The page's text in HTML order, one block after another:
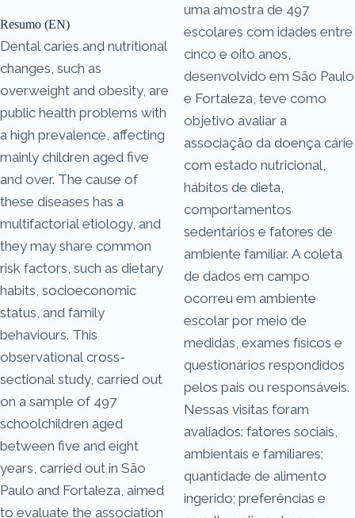
Resumo (EN)
Dental caries and nutritional
changes, such as
overweight and obesity, are
public health problems with
a high prevalence, affecting
mainly children aged five
and over. The cause of
these diseases has a
multifactorial etiology, and
they may share common
risk factors, such as dietary
habits, socioeconomic
status, and family
behaviours. This
observational cross-
sectional study, carried out
on a sample of 497
schoolchildren aged
between five and eight
years, carried out in São
Paulo and Fortaleza, aimed
to evaluate the association
uma amostra de 497
escolares com idades entre
cinco e oito anos,
desenvolvido em São Paulo
e Fortaleza, teve como
objetivo avaliar a
associação da doença cárie
com estado nutricional,
hábitos de dieta,
comportamentos
sedentários e fatores de
ambiente familiar. A coleta
de dados em campo
ocorreu em ambiente
escolar por meio de
medidas, exames físicos e
questionários respondidos
pelos pais ou responsáveis.
Nessas visitas foram
avaliados: fatores sociais,
ambientais e familiares;
quantidade de alimento
ingerido; preferências e